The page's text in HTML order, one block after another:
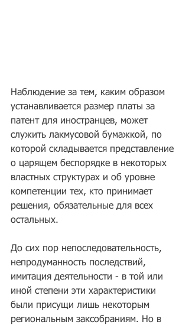
Наблюдение за тем, каким образом
устанавливается размер платы за
патент для иностранцев, может
служить лакмусовой бумажкой, по
которой складывается представление
о царящем беспорядке в некоторых
властных структурах и об уровне
компетенции тех, кто принимает
решения, обязательные для всех
остальных.
До сих пор непоследовательность,
непродуманность последствий,
имитация деятельности - в той или
иной степени эти характеристики
были присущи лишь некоторым
региональным заксобраниям. Но в